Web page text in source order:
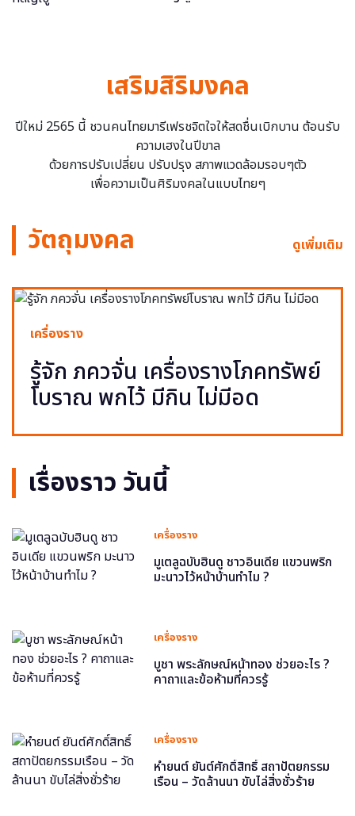
เสริมสิริมงคล
ปีใหม่ 2565 นี้ ชวนคนไทยมารีเฟรชจิตใจให้สดชื่นเบิกบาน ต้อนรับ
ความเฮงในปีขาล
ด้วยการปรับเปลี่ยน ปรับปรุง สภาพแวดล้อมรอบๆตัว
เพื่อความเป็นศิริมงคลในแบบไทยๆ
วัตถุมงคล ดูเพิ่มเติม
เครื่องราง
รู้จัก ภควจั่น เครื่องรางโภคทรัพย์
โบราณ พกไว้ มีกิน ไม่มีอด
เรื่องราว วันนี้
เครื่องราง
มูเตลูฉบับฮินดู ชาวอินเดีย แขวนพริก
มะนาวไว้หน้าบ้านทำไม ?
เครื่องราง
บูชา พระลักษณ์หน้าทอง ช่วยอะไร ?
คาถาและข้อห้ามที่ควรรู้
เครื่องราง
หำยนต์ ยันต์ศักดิ์สิทธิ์ สถาปัตยกรรม
เรือน – วัดล้านนา ขับไล่สิ่งชั่วร้าย